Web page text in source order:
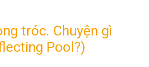
tróc. Chuyện gì
Pool?)